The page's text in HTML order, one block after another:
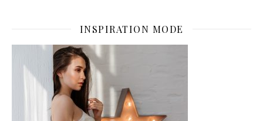
INSPIRATION MODE